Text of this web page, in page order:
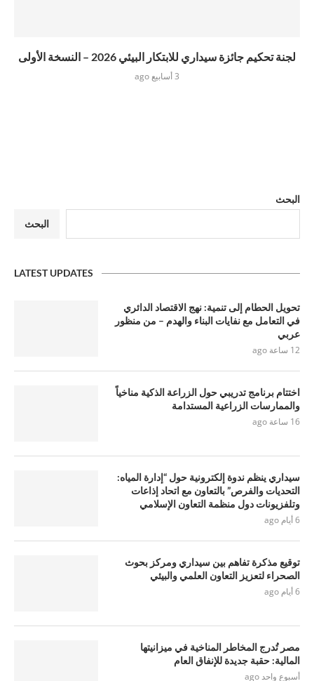
لجنة تحكيم جائزة سيداري للابتكار البيئي 2026 – النسخة الأولى
3 أسابيع ago
البحث
البحث
LATEST UPDATES
تحويل الحطام إلى تنمية: نهج الاقتصاد الدائري
في التعامل مع نفايات البناء والهدم – من منظور
عربي
12 ساعة ago
اختتام برنامج تدريبي حول الزراعة الذكية مناخياً
والممارسات الزراعية المستدامة
16 ساعة ago
سيداري ينظم ندوة إلكترونية حول “إدارة المياه:
التحديات والفرص” بالتعاون مع اتحاد إذاعات
وتلفزيونات دول منظمة التعاون الإسلامي
6 أيام ago
توقيع مذكرة تفاهم بين سيداري ومركز بحوث
الصحراء لتعزيز التعاون العلمي والبيئي
6 أيام ago
مصر تُدرج المخاطر المناخية في ميزانيتها
المالية: حقبة جديدة للإنفاق العام
أسبوع واحد ago